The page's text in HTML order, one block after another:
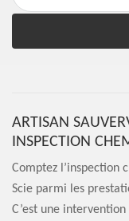
ARTISAN
INSPECTION
Comptez l’inspection
Scie parmi les
C’est une